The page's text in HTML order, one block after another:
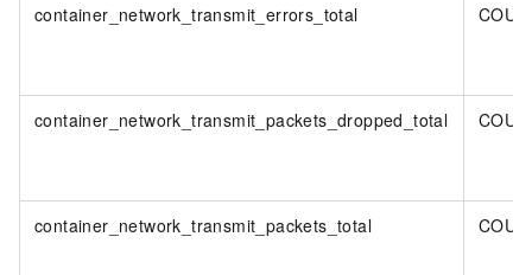
container_network_transmit_errors_total
container_network_transmit_packets_dropped_total
container_network_transmit_packets_total